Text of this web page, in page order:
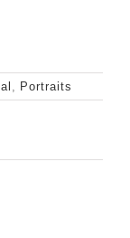
Portraits